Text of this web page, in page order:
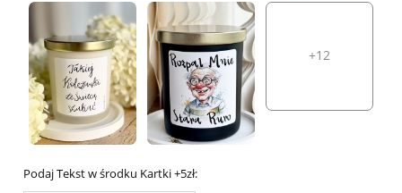
+12
Podaj Tekst w środku Kartki +5zł: